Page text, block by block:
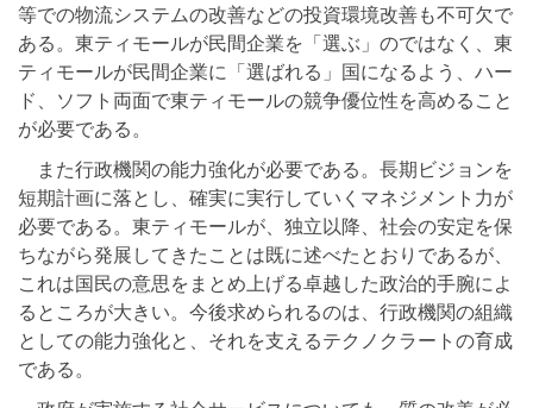
等での物流システムの改善などの投資環境改善も不可欠で
ある。東ティモールが民間企業を「選ぶ」のではなく、東
ティモールが民間企業に「選ばれる」国になるよう、ハー
ド、ソフト両面で東ティモールの競争優位性を高めること
が必要である。
また行政機関の能力強化が必要である。長期ビジョンを
短期計画に落とし、確実に実行していくマネジメント力が
必要である。東ティモールが、独立以降、社会の安定を保
ちながら発展してきたことは既に述べたとおりであるが、
これは国民の意思をまとめ上げる卓越した政治的手腕によ
るところが大きい。今後求められるのは、行政機関の組織
としての能力強化と、それを支えるテクノクラートの育成
である。